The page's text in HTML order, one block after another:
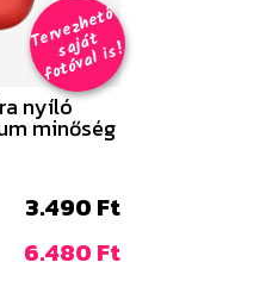
T
er
v
e
z
h
e
t
ő
s
aj
á
t
f
o
t
ó
v
al i
s
!
nyíló
minőség
3.490 Ft
6.480 Ft